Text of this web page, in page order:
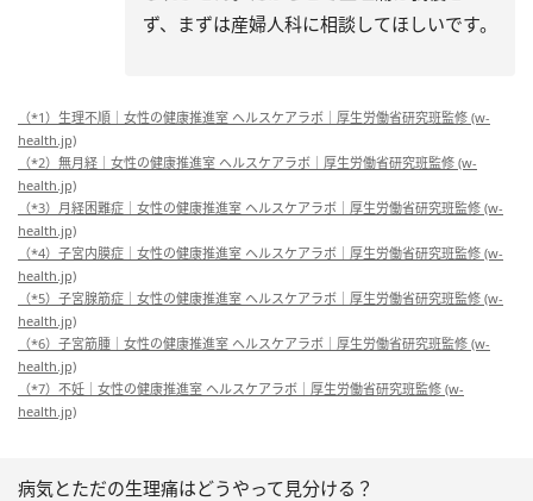
ず、まずは産婦人科に相談してほしいです。
（*1）生理不順｜女性の健康推進室 ヘルスケアラボ｜厚生労働省研究班監修 (w-
health.jp)
（*2）無月経｜女性の健康推進室 ヘルスケアラボ｜厚生労働省研究班監修 (w-
health.jp)
（*3）月経困難症｜女性の健康推進室 ヘルスケアラボ｜厚生労働省研究班監修 (w-
health.jp)
（*4）子宮内膜症｜女性の健康推進室 ヘルスケアラボ｜厚生労働省研究班監修 (w-
health.jp)
（*5）子宮腺筋症｜女性の健康推進室 ヘルスケアラボ｜厚生労働省研究班監修 (w-
health.jp)
（*6）子宮筋腫｜女性の健康推進室 ヘルスケアラボ｜厚生労働省研究班監修 (w-
health.jp)
（*7）不妊｜女性の健康推進室 ヘルスケアラボ｜厚生労働省研究班監修 (w-
health.jp)
病気とただの生理痛はどうやって見分ける？